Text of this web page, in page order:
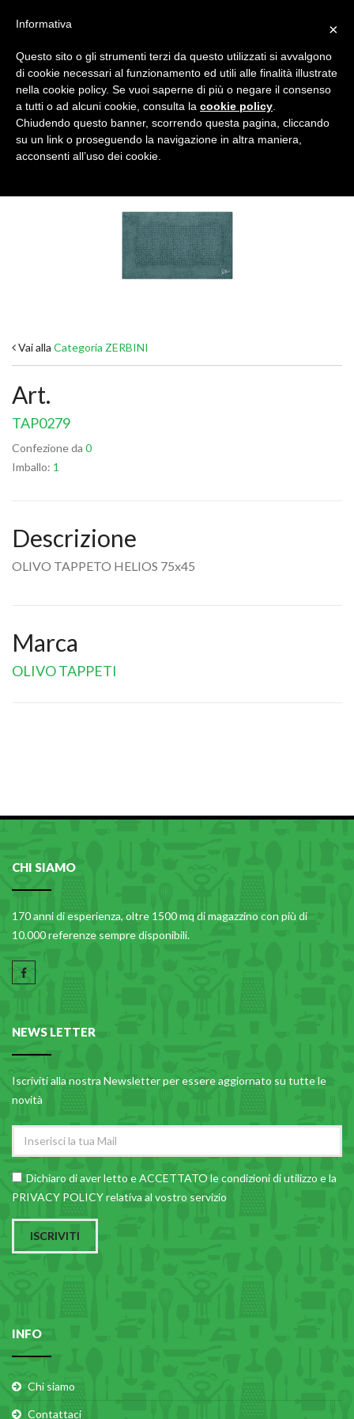
Tutte le categorie Cerca
Vai alla Categoria ZERBINI
Art.
TAP0279
Confezione da 0
Imballo: 1
Descrizione
OLIVO TAPPETO HELIOS 75x45
Marca
OLIVO TAPPETI
CHI SIAMO
170 anni di esperienza, oltre 1500 mq di magazzino con più di
10.000 referenze sempre disponibili.
NEWS LETTER
Iscriviti alla nostra Newsletter per essere aggiornato su tutte le
novità
Dichiaro di aver letto e ACCETTATO lecondizioni di utilizzo e la
PRIVACY POLICY relativa al vostro servizio
ISCRIVITI
INFO
Chi siamo
Contattaci
×
Informativa
Questo sito o gli strumenti terzi da questo utilizzati si avvalgono
di cookie necessari al funzionamento ed utili alle finalità illustrate
nella cookie policy. Se vuoi saperne di più o negare il consenso
a tutti o ad alcuni cookie, consulta la cookie policy
Chiudendo questo banner, scorrendo questa pagina, cliccando
su un link o proseguendo la navigazione in altra maniera,
acconsenti all’uso dei cookie.